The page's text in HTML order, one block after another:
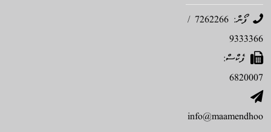
ފޯން: 7262266 /
9333366
ފެކްސް:
6820007
info@maamendhoo